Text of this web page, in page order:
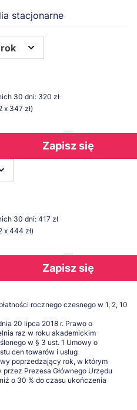
stacjonarne
30 dni: 320 zł
x 347 zł)
Zapisz się
30 dni: 417 zł
x 444 zł)
Zapisz się
rocznego czesnego w 1, 2, 10
20 lipca 2018 r. Prawo o
raz w roku akademickim
w § 3 ust. 1 Umowy o
cen towarów i usług
poprzedzający rok, w którym
Prezesa Głównego Urzędu
o 30 % do czasu ukończenia